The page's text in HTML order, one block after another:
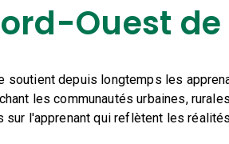
Ouest
soutient depuis longtemps les
les communautés urbaines,
l'apprenant qui reflètent les